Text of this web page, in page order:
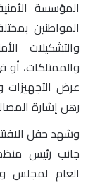
المؤسسة
المواطنين
والتشكيلات
والممتلكات، أو
عرض التجهيزات
رهن إشارة
وشهد حفل
جانب رئيس
العام لمجلس